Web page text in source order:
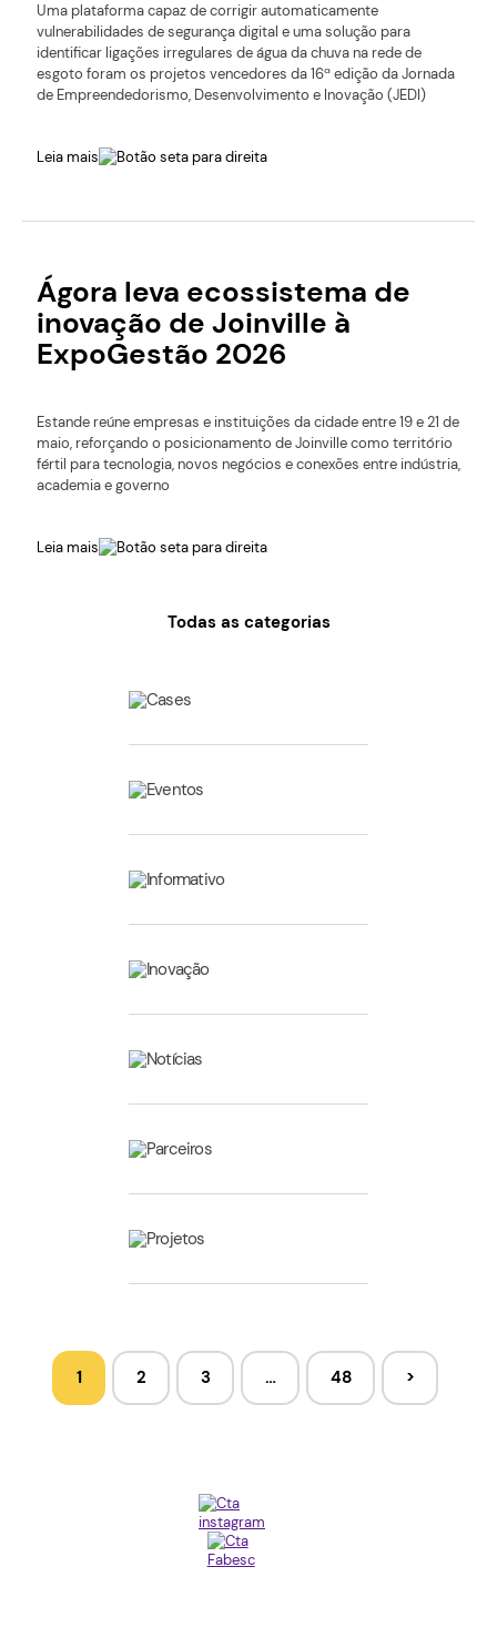
Todas as categorias
Cases
Eventos
Informativo
Inovação
Notícias
Parceiros
Projetos
Uma plataforma capaz de corrigir automaticamente
vulnerabilidades de segurança digital e uma solução para
identificar ligações irregulares de água da chuva na rede de
esgoto foram os projetos vencedores da 16ª edição da Jornada
de Empreendedorismo, Desenvolvimento e Inovação (JEDI)
Leia mais
Ágora leva ecossistema de
inovação de Joinville à
ExpoGestão 2026
Estande reúne empresas e instituições da cidade entre 19 e 21 de
maio, reforçando o posicionamento de Joinville como território
fértil para tecnologia, novos negócios e conexões entre indústria,
academia e governo
Leia mais
1 2 3 … 48 >